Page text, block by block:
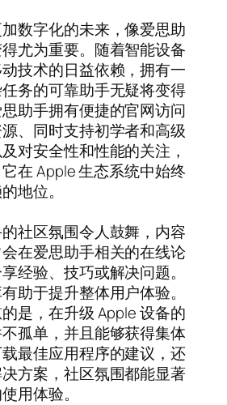
数字化的未来，像爱思助
尤为重要。随着智能设备
技术的日益依赖，拥有一
务的可靠助手无疑将变得
助手拥有便捷的官网访问
、同时支持初学者和高级
对安全性和性能的关注，
在 Apple 生态系统中始终
地位。
社区氛围令人鼓舞，内容
在爱思助手相关的在线论
经验、技巧或解决问题。
助于提升整体用户体验。
是，在升级 Apple 设备的
孤单，并且能够获得集体
最佳应用程序的建议，还
方案，社区氛围都能显著
用体验。